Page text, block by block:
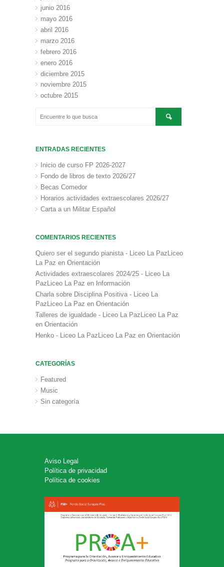
junio 2016
mayo 2016
abril 2016
marzo 2016
febrero 2016
enero 2016
diciembre 2015
noviembre 2015
octubre 2015
ENTRADAS RECIENTES
Inicio de curso FP 2026-2027
Fondo de libros de texto 2026/27
Becas Comedor
Horarios actividades extraescolares 2026/27
Carta a un Militar Español
COMENTARIOS RECIENTES
Quiero ser el segundo pianista - Liceo La PazLiceo
La Paz enOrientación
Actividades extraescolares 2024/25 - Liceo La
PazLiceo La Paz enInformación
Charla sobre Disciplina Positiva - Liceo La
PazLiceo La Paz enOrientación
Talleres de igualdade - Liceo La PazLiceo La Paz
enOrientación
Henko - Liceo La PazLiceo La Paz enOrientación
CATEGORÍAS
Featured
Music
Sin categoría
Aviso Legal
Política de privacidad
Política de cookies